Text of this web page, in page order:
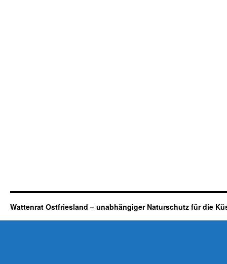
Wattenrat Ostfriesland – unabhängiger Naturschutz für die